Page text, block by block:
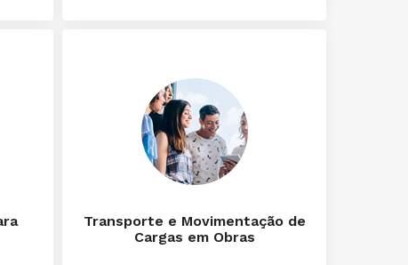
Transporte e Movimentação de
Cargas em Obras